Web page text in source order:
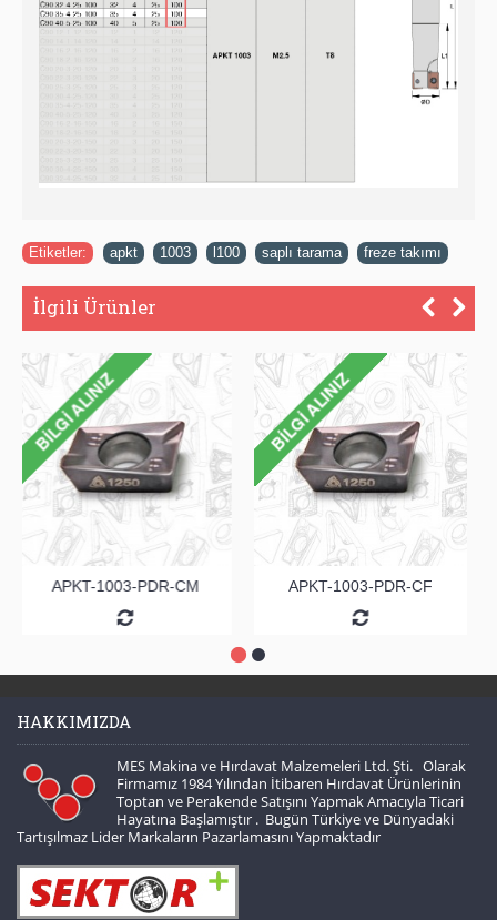
Etiketler: apkt 1003 l100 saplı tarama freze takımı
İlgili Ürünler
APKT-1003-PDR-CM APKT-1003-PDR-CF
HAKKIMIZDA
MES Makina ve Hırdavat Malzemeleri Ltd. Şti. Olarak
Firmamız 1984 Yılından İtibaren Hırdavat Ürünlerinin
Toptan ve Perakende Satışını Yapmak Amacıyla Ticari
Hayatına Başlamıştır . Bugün Türkiye ve Dünyadaki
Tartışılmaz Lider Markaların Pazarlamasını Yapmaktadır